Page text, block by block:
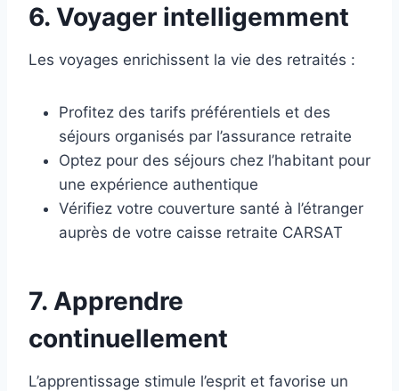
6. Voyager intelligemment
Les voyages enrichissent la vie des retraités :
Profitez des tarifs préférentiels et des
séjours organisés par l’assurance retraite
Optez pour des séjours chez l’habitant pour
une expérience authentique
Vérifiez votre couverture santé à l’étranger
auprès de votre caisse retraite CARSAT
7. Apprendre
continuellement
L’apprentissage stimule l’esprit et favorise un